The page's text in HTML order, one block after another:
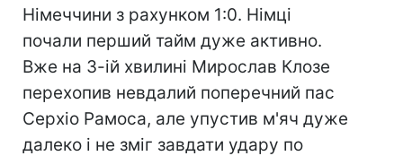
Німеччини з рахунком 1:0. Німці
почали перший тайм дуже активно.
Вже на 3-ій хвилині Мирослав Клозе
перехопив невдалий поперечний пас
Серхіо Рамоса, але упустив м'яч дуже
далеко і не зміг завдати удару по